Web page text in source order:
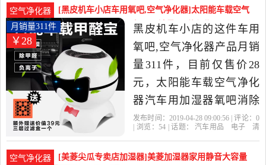
选家装主材当中性价比很
高的空气净化器，由广东
东莞发货。
空气净化器
[黑皮机车小店车用氧吧,空气净化器]太阳能车载空气
净化器汽车用加湿器氧吧月销量311件仅售28元
￥28
月销量311件
黑皮机车小店的这件车用
氧吧,空气净化器产品月销
量311件，目前仅售价28
元，太阳能车载空气净化
器汽车用加湿器氧吧消除
异味甲醛负离子过滤器是
汽车用品,电子,清洗,改装当
发布时间：2019-04-28 09:00:56 | 评论： 0
| 浏览：54 | 话题： 汽车用品 电子
清
空气净化器
[美菱尖瓜专卖店加湿器]美菱加湿器家用静音大容量